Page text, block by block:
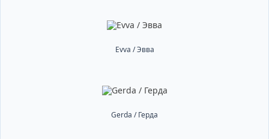
Evva / Эвва
Gerda / Герда